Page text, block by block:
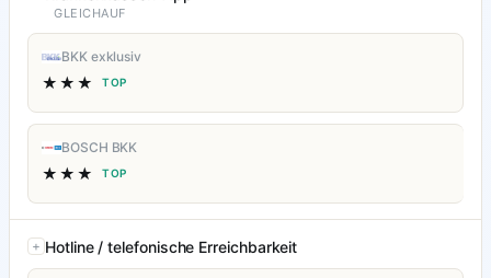
GLEICHAUF
BKK exklusiv
★★★ TOP
BOSCH BKK
★★★ TOP
Hotline / telefonische Erreichbarkeit